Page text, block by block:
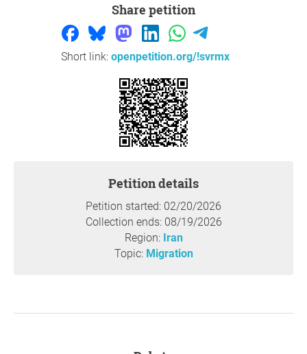
Esto causa retrasos prolongados y dificultades graves
para quienes necesitan legalizar sus documentos por
motivos académicos, profesionales o administrativos.
Respetuosamente solicitamos a la Embajada que se
corrija el sistema de citas y que se proporcione un
proceso justo, transparente y accesible para todos.
Esta petición es importante porque afecta a cientos de
personas que necesitan legalizar sus documentos para
estudios, trabajo o trámites administrativos. La
imposibilidad de reservar citas de manera regular genera
retrasos significativos y dificultades graves para cumplir
con requisitos legales y académicos.
transparente, que debilita la confianza pública en los
Share petition
Short link: openpetition.org/!svrmx
Petition details
Petition started: 02/20/2026
Collection ends: 08/19/2026
Region: Iran
Topic: Migration